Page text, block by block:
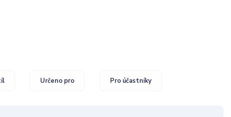
Určeno pro Pro účastníky